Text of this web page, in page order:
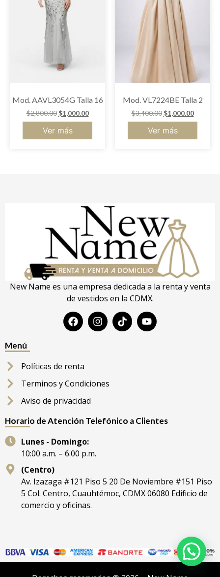
Mod. AAVL3054G Talla 16
$2,800.00 $1,000.00
Ver más
Mod. VL7224BE Talla 2
$3,400.00 $1,000.00
Ver más
New Name es una empresa dedicada a la renta y venta
de vestidos en la CDMX.
Menú
Políticas de renta
Terminos y Condiciones
Aviso de privacidad
Horario de Atención Telefónico a Clientes
Lunes - Domingo:
10:00 a.m. – 6.00 p.m.
(Centro)
Av. Izazaga #121 Piso 5 20 De Noviembre #151 Piso
5 Col. Centro, Cuauhtémoc, CDMX 06080 Edificio de
comercio y oficinas.